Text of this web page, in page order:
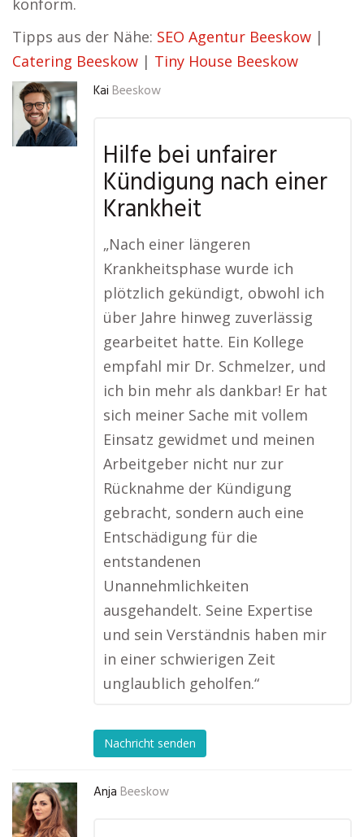
konform.
Tipps aus der Nähe: SEO Agentur Beeskow |
Catering Beeskow | Tiny House Beeskow
Kai Beeskow
Hilfe bei unfairer
Kündigung nach einer
Krankheit
„Nach einer längeren
Krankheitsphase wurde ich
plötzlich gekündigt, obwohl ich
über Jahre hinweg zuverlässig
gearbeitet hatte. Ein Kollege
empfahl mir Dr. Schmelzer, und
ich bin mehr als dankbar! Er hat
sich meiner Sache mit vollem
Einsatz gewidmet und meinen
Arbeitgeber nicht nur zur
Rücknahme der Kündigung
gebracht, sondern auch eine
Entschädigung für die
entstandenen
Unannehmlichkeiten
ausgehandelt. Seine Expertise
und sein Verständnis haben mir
in einer schwierigen Zeit
unglaublich geholfen.“
Nachricht senden
Anja Beeskow